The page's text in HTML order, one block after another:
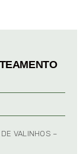
VALINHOS –